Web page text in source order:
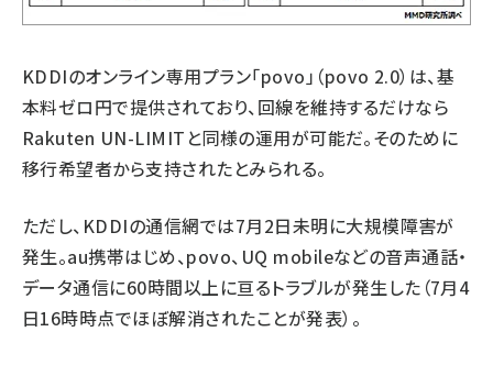
KDDIのオンライン専用プラン「povo」（povo 2.0）は、基
本料ゼロ円で提供されており、回線を維持するだけなら
Rakuten UN-LIMITと同様の運用が可能だ。そのために
移行希望者から支持されたとみられる。
ただし、KDDIの通信網では7月2日未明に大規模障害が
発生。au携帯はじめ、povo、UQ mobileなどの音声通話・
データ通信に60時間以上に亘るトラブルが発生した（7月4
日16時時点でほぼ解消されたことが発表）。